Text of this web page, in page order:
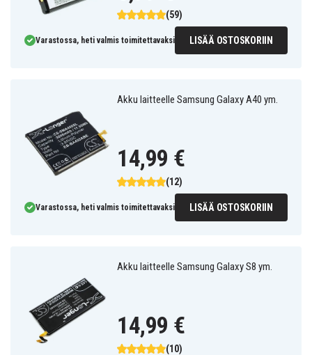
(59)
Varastossa, heti valmis toimitettavaksi LISÄÄ OSTOSKORIIN
Akku laitteelle Samsung Galaxy A40 ym.
(12)
14,99 €
Varastossa, heti valmis toimitettavaksi LISÄÄ OSTOSKORIIN
Akku laitteelle Samsung Galaxy S8 ym.
(10)
14,99 €